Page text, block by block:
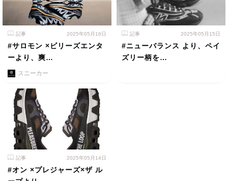
記事 2025年05月16日
#サロモン ×ビリーズエンタ
ーより、爽…
スニーカー
記事 2025年05月15日
#ニューバランス より、ペイ
ズリー柄を…
記事 2025年05月14日
#オン ×プレジャーズ×ザ ル